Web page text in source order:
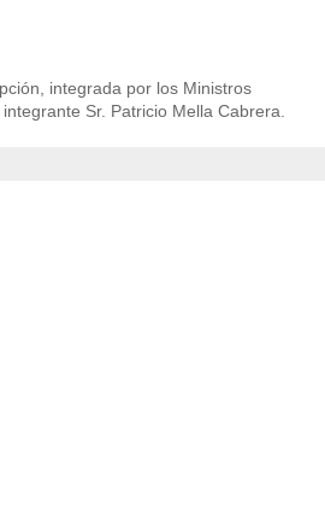
integrada por los Ministros
Sr. Patricio Mella Cabrera.